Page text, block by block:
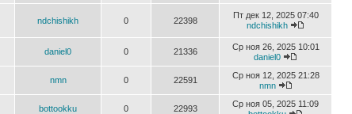
ndchishikh 0 22398
Пт дек 12, 2025 07:40
ndchishikh
daniel0 0 21336
Ср ноя 26, 2025 10:01
daniel0
nmn 0 22591
Ср ноя 12, 2025 21:28
nmn
bottookku 0 22993
Ср ноя 05, 2025 11:09